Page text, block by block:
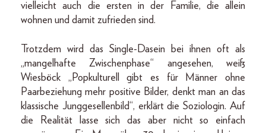
vielleicht auch die ersten in der Familie, die allein
wohnen und damit zufrieden sind.
Trotzdem wird das Single-Dasein bei ihnen oft als
„mangelhafte Zwischenphase“ angesehen, weiß
Wiesböck „Popkulturell gibt es für Männer ohne
Paarbeziehung mehr positive Bilder, denkt man an das
klassische Junggesellenbild“, erklärt die Soziologin. Auf
die Realität lasse sich das aber nicht so einfach